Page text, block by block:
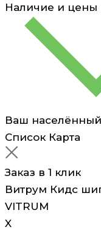
Наличие и цены
Ваш
Список Карта
Заказ в 1 клик
Витрум Кидс
VITRUM
X